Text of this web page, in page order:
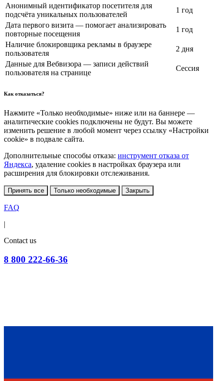
Анонимный идентификатор посетителя для
подсчёта уникальных пользователей
1 год
Дата первого визита — помогает анализировать
повторные посещения
1 год
Наличие блокировщика рекламы в браузере
пользователя
2 дня
Данные для Вебвизора — записи действий
пользователя на странице
Сессия
Как отказаться?
Нажмите «Только необходимые» ниже или на баннере —
аналитические cookies подключены не будут. Вы можете
изменить решение в любой момент через ссылку «Настройки
cookie» в подвале сайта.
Дополнительные способы отказа: инструмент отказа от
Яндекса, удаление cookies в настройках браузера или
расширения для блокировки отслеживания.
Принять все Только необходимые Закрыть
FAQ
|
Contact us
8 800 222-66-36